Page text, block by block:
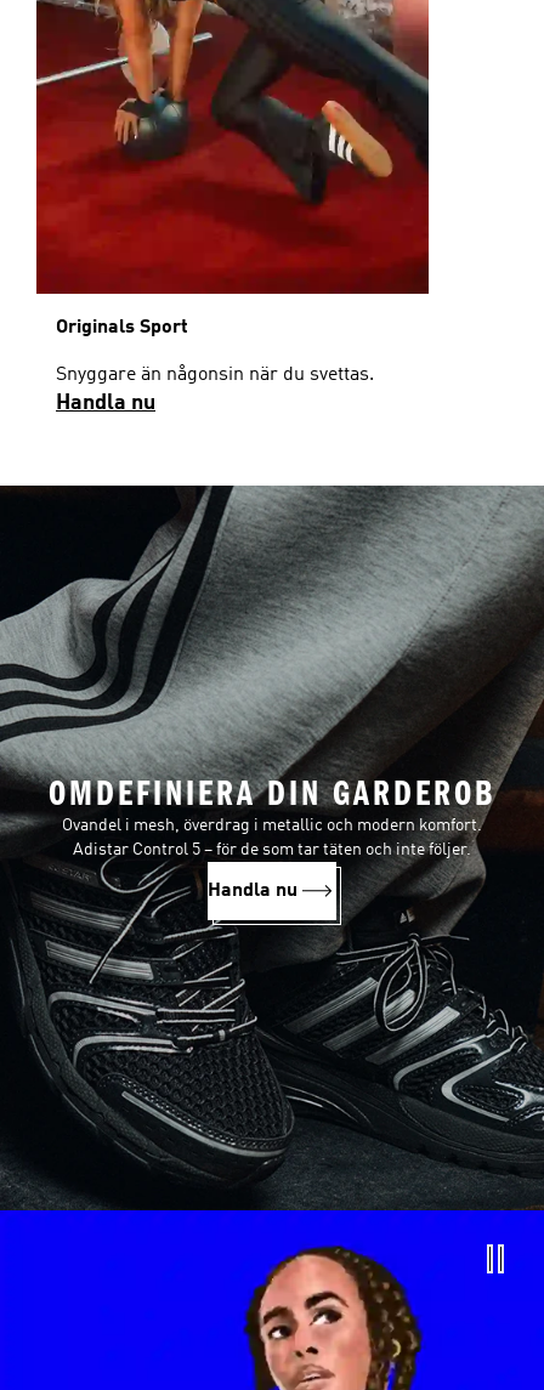
Originals Sport
Snyggare än någonsin när du svettas.
Handla nu
OMDEFINIERA DIN GARDEROB
Ovandel i mesh, överdrag i metallic och modern komfort.
Adistar Control 5 – för de som tar täten och inte följer.
Handla nu